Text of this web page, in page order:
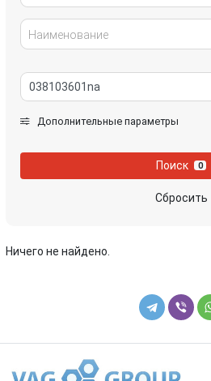
Land Rover
Mazda
Nissan
Наименование
Дополнительные параметры
Поиск 0
Сбросить
Ничего не найдено.